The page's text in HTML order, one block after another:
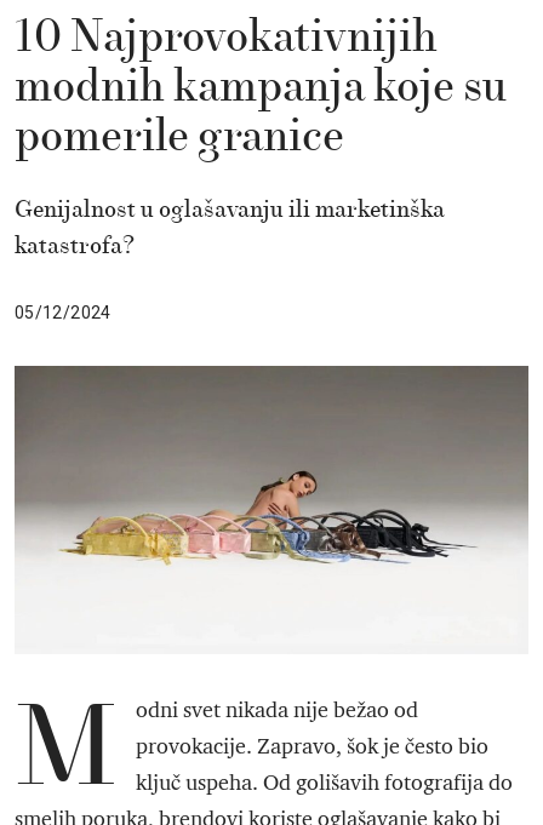
10 Najprovokativnijih
modnih kampanja koje su
pomerile granice
Genijalnost u oglašavanju ili marketinška
katastrofa?
05/12/2024
M
odni svet nikada nije bežao od
provokacije. Zapravo, šok je često bio
ključ uspeha. Od golišavih fotografija do